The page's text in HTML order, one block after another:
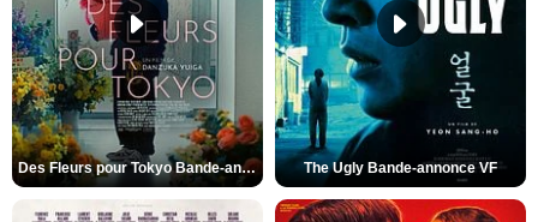
Des Fleurs pour Tokyo Bande-annonce VO STFR The Ugly Bande-annonce VF